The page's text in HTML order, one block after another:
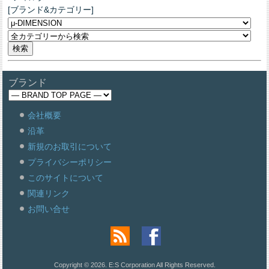
[ブランド&カテゴリー]
ブランド
会社概要
沿革
新規のお取引について
プライバシーポリシー
このサイトについて
関連リンク
お問い合せ
Copyright © 2026. E:S Corporation All Rights Reserved.